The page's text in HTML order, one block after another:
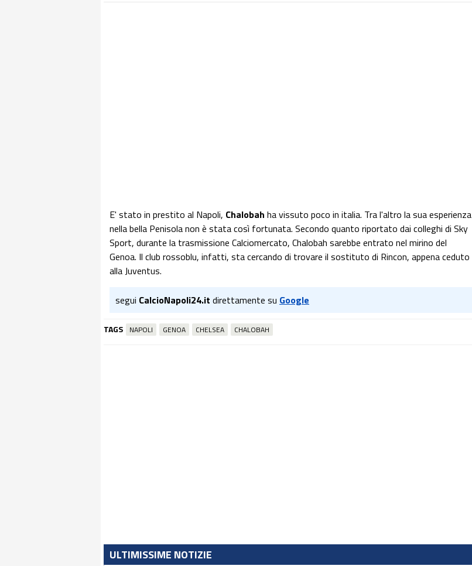
E' stato in prestito al Napoli, Chalobah ha vissuto poco in italia. Tra l'altro la sua esperienza
nella bella Penisola non è stata così fortunata. Secondo quanto riportato dai colleghi di Sky
Sport, durante la trasmissione Calciomercato, Chalobah sarebbe entrato nel mirino del
Genoa. Il club rossoblu, infatti, sta cercando di trovare il sostituto di Rincon, appena ceduto
alla Juventus.
segui CalcioNapoli24.it direttamente su Google
TAGS NAPOLI GENOA CHELSEA CHALOBAH
ULTIMISSIME NOTIZIE